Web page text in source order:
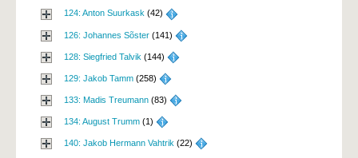
124: Anton Suurkask (42)
126: Johannes Sõster (141)
128: Siegfried Talvik (144)
129: Jakob Tamm (258)
133: Madis Treumann (83)
134: August Trumm (1)
140: Jakob Hermann Vahtrik (22)